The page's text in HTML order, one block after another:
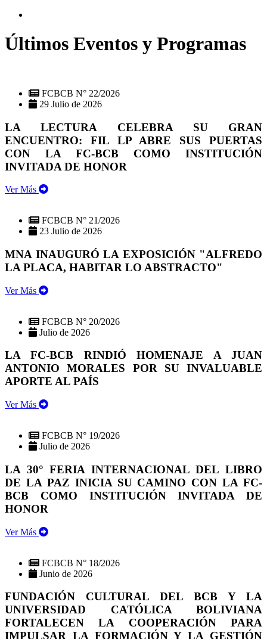
Últimos Eventos y Programas
FCBCB N° 22/2026
29 Julio de 2026
LA LECTURA CELEBRA SU GRAN
ENCUENTRO: FIL LP ABRE SUS PUERTAS
CON LA FC-BCB COMO INSTITUCIÓN
INVITADA DE HONOR
Ver Más
FCBCB N° 21/2026
23 Julio de 2026
MNA INAUGURÓ LA EXPOSICIÓN "ALFREDO
LA PLACA, HABITAR LO ABSTRACTO"
Ver Más
FCBCB N° 20/2026
Julio de 2026
LA FC-BCB RINDIÓ HOMENAJE A JUAN
ANTONIO MORALES POR SU INVALUABLE
APORTE AL PAÍS
Ver Más
FCBCB N° 19/2026
Julio de 2026
LA 30° FERIA INTERNACIONAL DEL LIBRO
DE LA PAZ INICIA SU CAMINO CON LA FC-
BCB COMO INSTITUCIÓN INVITADA DE
HONOR
Ver Más
FCBCB N° 18/2026
Junio de 2026
FUNDACIÓN CULTURAL DEL BCB Y LA
UNIVERSIDAD CATÓLICA BOLIVIANA
FORTALECEN LA COOPERACIÓN PARA
IMPULSAR LA FORMACIÓN Y LA GESTIÓN